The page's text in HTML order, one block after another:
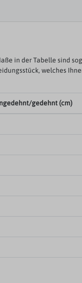
in der Tabelle sind
welches
gedehnt (cm)